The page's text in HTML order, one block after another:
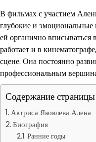
В фильмах с участием
глубокие и эмоциональные
ей органично вписываться
работает и в
сцене. Она постоянно
профессиональным
Содержание страницы
Актриса Яковлева Алена
Биография
Ранние годы